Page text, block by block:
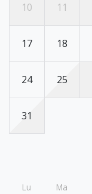
10 11
17 18
24 25
31
Lu Ma